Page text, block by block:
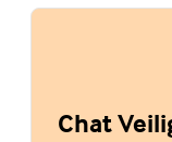
Chat